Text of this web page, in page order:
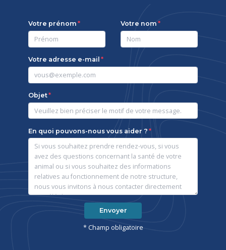
Votre prénom Votre nom
Votre adresse e-mail
Objet
En quoi pouvons-nous vous aider ?
Envoyer
* Champ obligatoire